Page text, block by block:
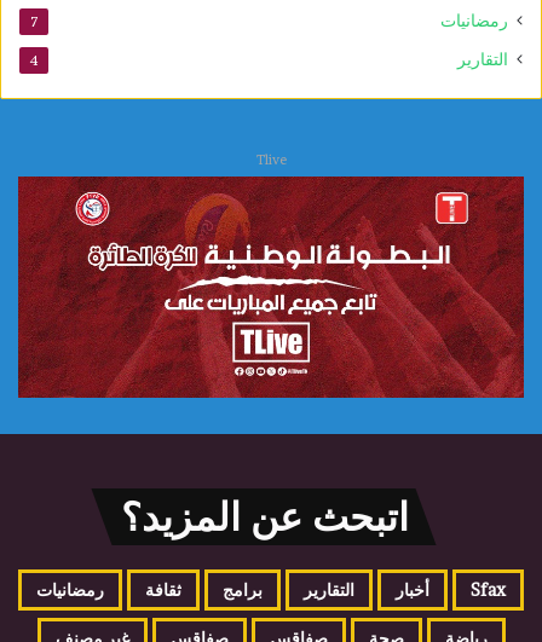
رمضانيات 7
التقارير 4
Tlive
اتبحث عن المزيد؟
Sfax أخبار التقارير برامج ثقافة رمضانيات
رياضة صحة صفاقس صفاقس غير مصنف